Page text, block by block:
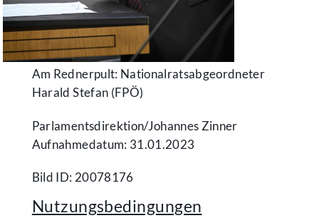
Am Rednerpult: Nationalratsabgeordneter
Harald Stefan (FPÖ)
Parlamentsdirektion/​Johannes Zinner
Aufnahmedatum: 31.01.2023
Bild ID: 20078176
Nutzungsbedingungen